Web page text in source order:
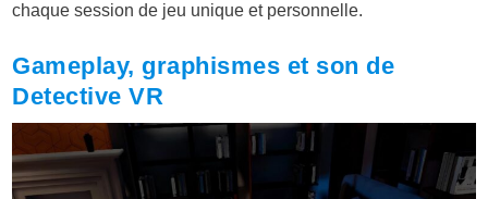
chaque session de jeu unique et personnelle.
Gameplay, graphismes et son de
Detective VR